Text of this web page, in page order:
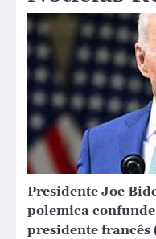
Presidente Joe
polemica
presidente francês